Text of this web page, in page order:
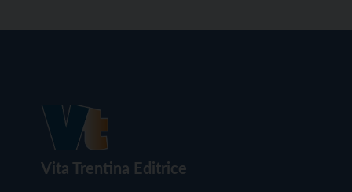
Vita Trentina Editrice